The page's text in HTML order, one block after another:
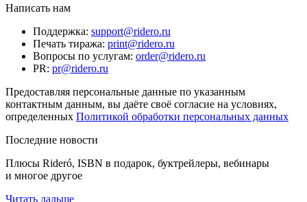
Написать нам
Поддержка: support@ridero.ru
Печать тиража: print@ridero.ru
Вопросы по услугам: order@ridero.ru
PR: pr@ridero.ru
Предоставляя персональные данные по указанным
контактным данным, вы даёте своё согласие на условиях,
определенных Политикой обработки персональных данных
Последние новости
Плюсы Rideró, ISBN в подарок, буктрейлеры, вебинары
и многое другое
Читать дальше